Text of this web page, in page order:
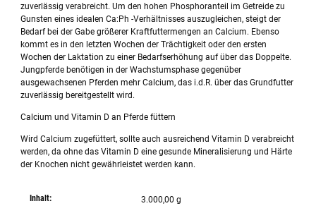
zuverlässig verabreicht. Um den hohen Phosphoranteil im Getreide zu
Gunsten eines idealen Ca:Ph -Verhältnisses auszugleichen, steigt der
Bedarf bei der Gabe größerer Kraftfuttermengen an Calcium. Ebenso
kommt es in den letzten Wochen der Trächtigkeit oder den ersten
Wochen der Laktation zu einer Bedarfserhöhung auf über das Doppelte.
Jungpferde benötigen in der Wachstumsphase gegenüber
ausgewachsenen Pferden mehr Calcium, das i.d.R. über das Grundfutter
zuverlässig bereitgestellt wird.
Calcium und Vitamin D an Pferde füttern
Wird Calcium zugefüttert, sollte auch ausreichend Vitamin D verabreicht
werden, da ohne das Vitamin D eine gesunde Mineralisierung und Härte
der Knochen nicht gewährleistet werden kann.
Inhalt: 3.000,00 g